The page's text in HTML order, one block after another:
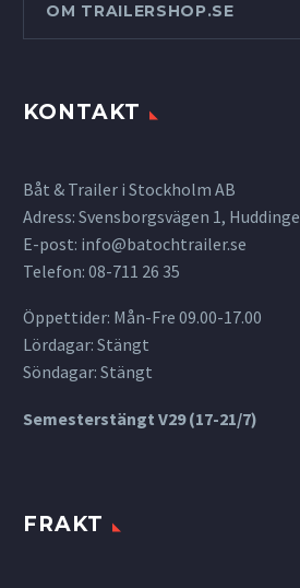
OM TRAILERSHOP.SE
KONTAKT
Båt & Trailer i Stockholm AB
Adress: Svensborgsvägen 1, Huddinge
E-post: info@batochtrailer.se
Telefon: 08-711 26 35
Öppettider: Mån-Fre 09.00-17.00
Lördagar: Stängt
Söndagar: Stängt
Semesterstängt V29 (17-21/7)
FRAKT